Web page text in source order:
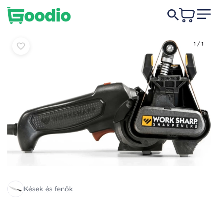
1 / 1
Kések és fenők
50 990 Ft Kosárba